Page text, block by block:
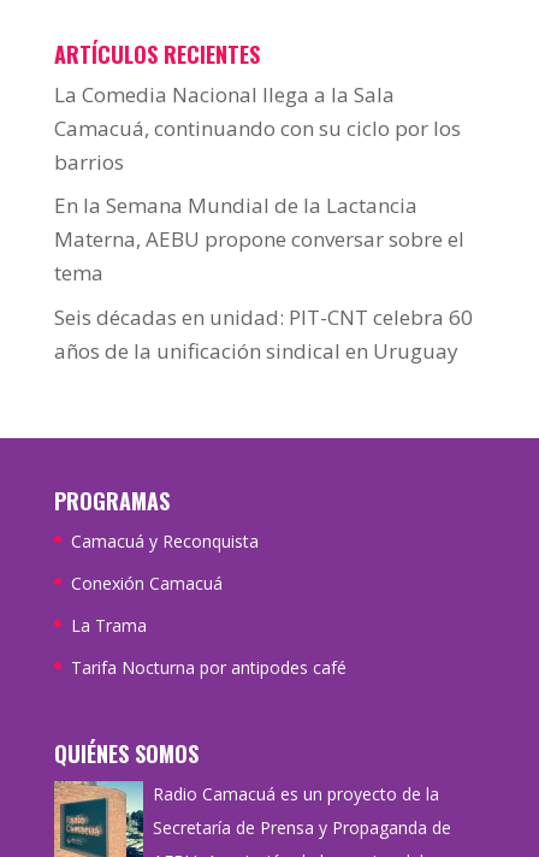
ARTÍCULOS RECIENTES
La Comedia Nacional llega a la Sala
Camacuá, continuando con su ciclo por los
barrios
En la Semana Mundial de la Lactancia
Materna, AEBU propone conversar sobre el
tema
Seis décadas en unidad: PIT-CNT celebra 60
años de la unificación sindical en Uruguay
PROGRAMAS
Camacuá y Reconquista
Conexión Camacuá
La Trama
Tarifa Nocturna por antipodes café
QUIÉNES SOMOS
Radio Camacuá es un proyecto de la
Secretaría de Prensa y Propaganda de